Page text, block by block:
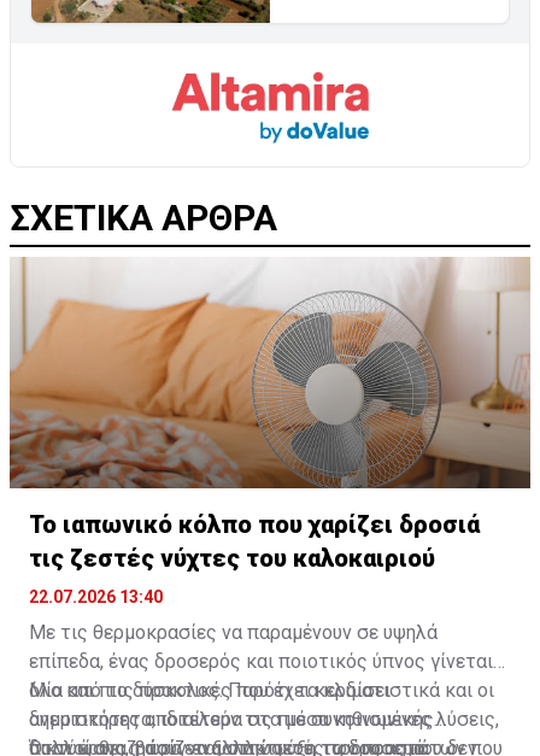
ΣΧΕΤΙΚΑ ΑΡΘΡΑ
Το ιαπωνικό κόλπο που χαρίζει δροσιά
τις ζεστές νύχτες του καλοκαιριού
22.07.2026 13:40
Με τις θερμοκρασίες να παραμένουν σε υψηλά
επίπεδα, ένας δροσερός και ποιοτικός ύπνος γίνεται
όλο και πιο δύσκολος. Παρότι τα κλιματιστικά και οι
ανεμιστήρες αποτελούν τις πιο συνηθισμένες λύσεις,
πολλοί αναζητούν εναλλακτικούς τρόπους που δεν
Μία από τις πρακτικές που έχει κερδίσει
δημοτικότητα, ιδιαίτερα στα μέσα κοινωνικής
δικτύωσης, βασίζεται στην ψύξη των υφασμάτων που
Όταν έρθει η ώρα να ξαπλώσετε, τα δροσερά